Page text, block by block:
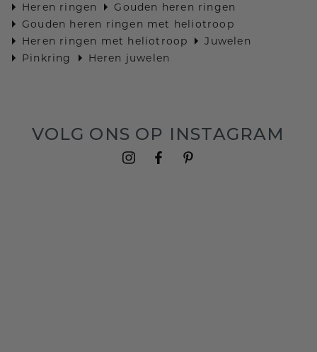
Heren ringen
Gouden heren ringen
Gouden heren ringen met heliotroop
Heren ringen met heliotroop
Juwelen
Pinkring
Heren juwelen
VOLG ONS OP INSTAGRAM